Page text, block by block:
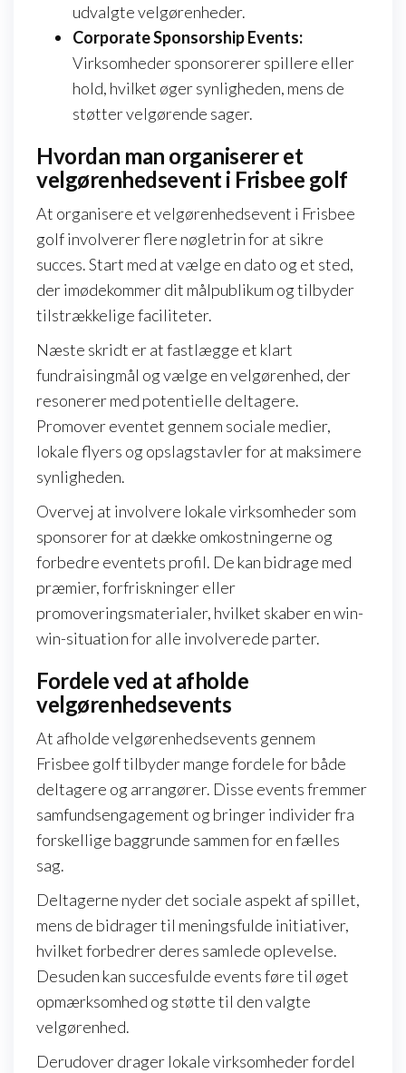
udvalgte velgørenheder.
Corporate Sponsorship Events:
Virksomheder sponsorerer spillere eller
hold, hvilket øger synligheden, mens de
støtter velgørende sager.
Hvordan man organiserer et
velgørenhedsevent i Frisbee golf
At organisere et velgørenhedsevent i Frisbee
golf involverer flere nøgletrin for at sikre
succes. Start med at vælge en dato og et sted,
der imødekommer dit målpublikum og tilbyder
tilstrækkelige faciliteter.
Næste skridt er at fastlægge et klart
fundraisingmål og vælge en velgørenhed, der
resonerer med potentielle deltagere.
Promover eventet gennem sociale medier,
lokale flyers og opslagstavler for at maksimere
synligheden.
Overvej at involvere lokale virksomheder som
sponsorer for at dække omkostningerne og
forbedre eventets profil. De kan bidrage med
præmier, forfriskninger eller
promoveringsmaterialer, hvilket skaber en win-
win-situation for alle involverede parter.
Fordele ved at afholde
velgørenhedsevents
At afholde velgørenhedsevents gennem
Frisbee golf tilbyder mange fordele for både
deltagere og arrangører. Disse events fremmer
samfundsengagement og bringer individer fra
forskellige baggrunde sammen for en fælles
sag.
Deltagerne nyder det sociale aspekt af spillet,
mens de bidrager til meningsfulde initiativer,
hvilket forbedrer deres samlede oplevelse.
Desuden kan succesfulde events føre til øget
opmærksomhed og støtte til den valgte
velgørenhed.
Derudover drager lokale virksomheder fordel